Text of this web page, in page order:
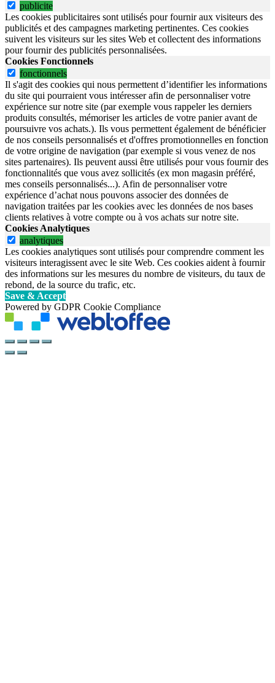
publicite
Les cookies publicitaires sont utilisés pour fournir aux visiteurs des
publicités et des campagnes marketing pertinentes. Ces cookies
suivent les visiteurs sur les sites Web et collectent des informations
pour fournir des publicités personnalisées.
Cookies Fonctionnels
fonctionnels
Il s'agit des cookies qui nous permettent d’identifier les informations
du site qui pourraient vous intéresser afin de personnaliser votre
expérience sur notre site (par exemple vous rappeler les derniers
produits consultés, mémoriser les articles de votre panier avant de
poursuivre vos achats.). Ils vous permettent également de bénéficier
de nos conseils personnalisés et d'offres promotionnelles en fonction
de votre origine de navigation (par exemple si vous venez de nos
sites partenaires). Ils peuvent aussi être utilisés pour vous fournir des
fonctionnalités que vous avez sollicités (ex mon magasin préféré,
mes conseils personnalisés...). Afin de personnaliser votre
expérience d’achat nous pouvons associer des données de
navigation traitées par les cookies avec les données de nos bases
clients relatives à votre compte ou à vos achats sur notre site.
Cookies Analytiques
analytiques
Les cookies analytiques sont utilisés pour comprendre comment les
visiteurs interagissent avec le site Web. Ces cookies aident à fournir
des informations sur les mesures du nombre de visiteurs, du taux de
rebond, de la source du trafic, etc.
Save & Accept
Powered by GDPR Cookie Compliance